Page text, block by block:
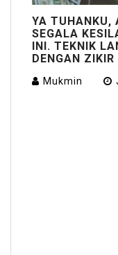
YA TUHANKU,
SEGALA
INI. TEKNIK
DENGAN
Mukmin